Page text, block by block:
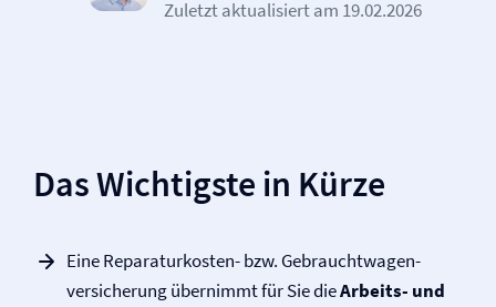
Zuletzt aktualisiert am 19.02.2026
Das Wichtigste in Kürze
Eine Reparaturkosten- bzw. Gebrauchtwagen­
versicherung übernimmt für Sie dieArbeits- und